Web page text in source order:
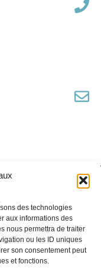
des technologies
aux informations des
nous permettra de traiter
ou les ID uniques
son consentement peut
et fonctions.